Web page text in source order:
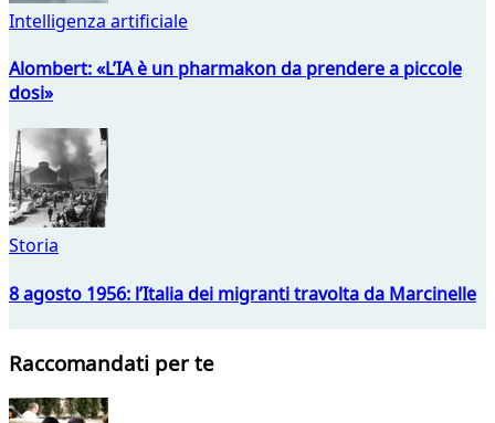
Intelligenza artificiale
Alombert: «L’IA è un pharmakon da prendere a piccole
dosi»
Storia
8 agosto 1956: l’Italia dei migranti travolta da Marcinelle
Raccomandati per te